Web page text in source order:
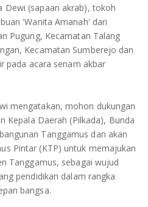
Dewi (sapaan akrab), tokoh
'Wanita Amanah' dari
Pugung, Kecamatan Talang
Kecamatan Sumberejo dan
pada acara senam akbar
mengatakan, mohon dukungan
Kepala Daerah (Pilkada), Bunda
Tanggamus dan akan
Pintar (KTP) untuk memajukan
Tanggamus, sebagai wujud
pendidikan dalam rangka
bangsa.